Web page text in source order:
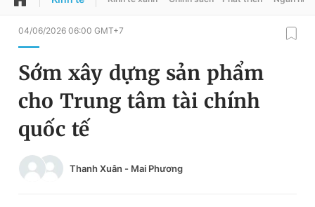
QUẢNG CÁO
Chuyên mục
Chuyên mục khác
Chào ngày mới
Đổi mật khẩu
Tin đã lưu
Đăng xuất
04/06/2026 06:00 GMT+7
Sớm xây dựng sản phẩm
cho Trung tâm tài chính
quốc tế
Thanh Xuân - Mai Phương